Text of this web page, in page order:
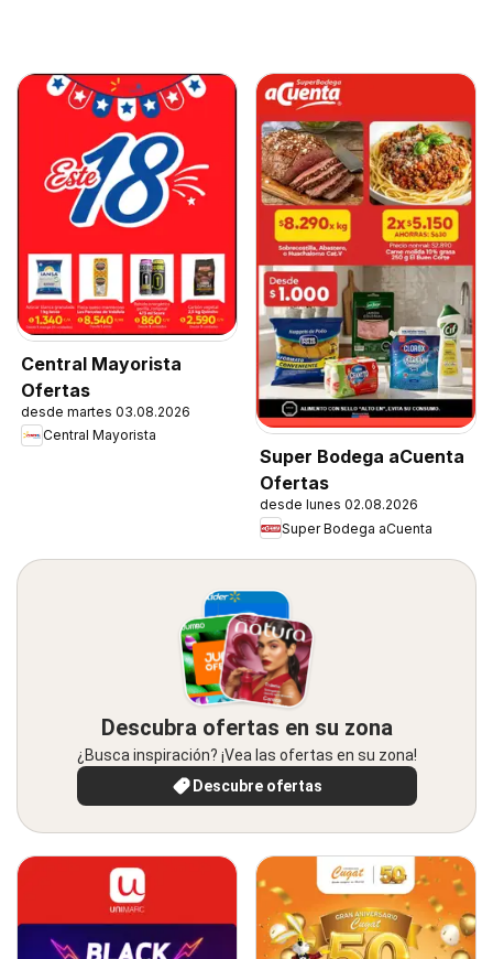
Central Mayorista
Ofertas
desde martes 03.08.2026
Central Mayorista
Super Bodega aCuenta
Ofertas
desde lunes 02.08.2026
Super Bodega aCuenta
Descubra ofertas en su zona
¿Busca inspiración? ¡Vea las ofertas en su zona!
Descubre ofertas